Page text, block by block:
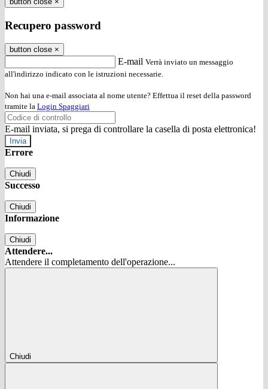
Recupero password
button close ×
E-mail Verrà inviato un messaggio
all'indirizzo indicato con le istruzioni necessarie.
Non hai una e-mail associata al nome utente? Effettua il reset della password
tramite la Login Spaggiari
E-mail inviata, si prega di controllare la casella di posta elettronica!
Errore
Chiudi
Successo
Chiudi
Informazione
Chiudi
Attendere...
Attendere il completamento dell'operazione...
Chiudi